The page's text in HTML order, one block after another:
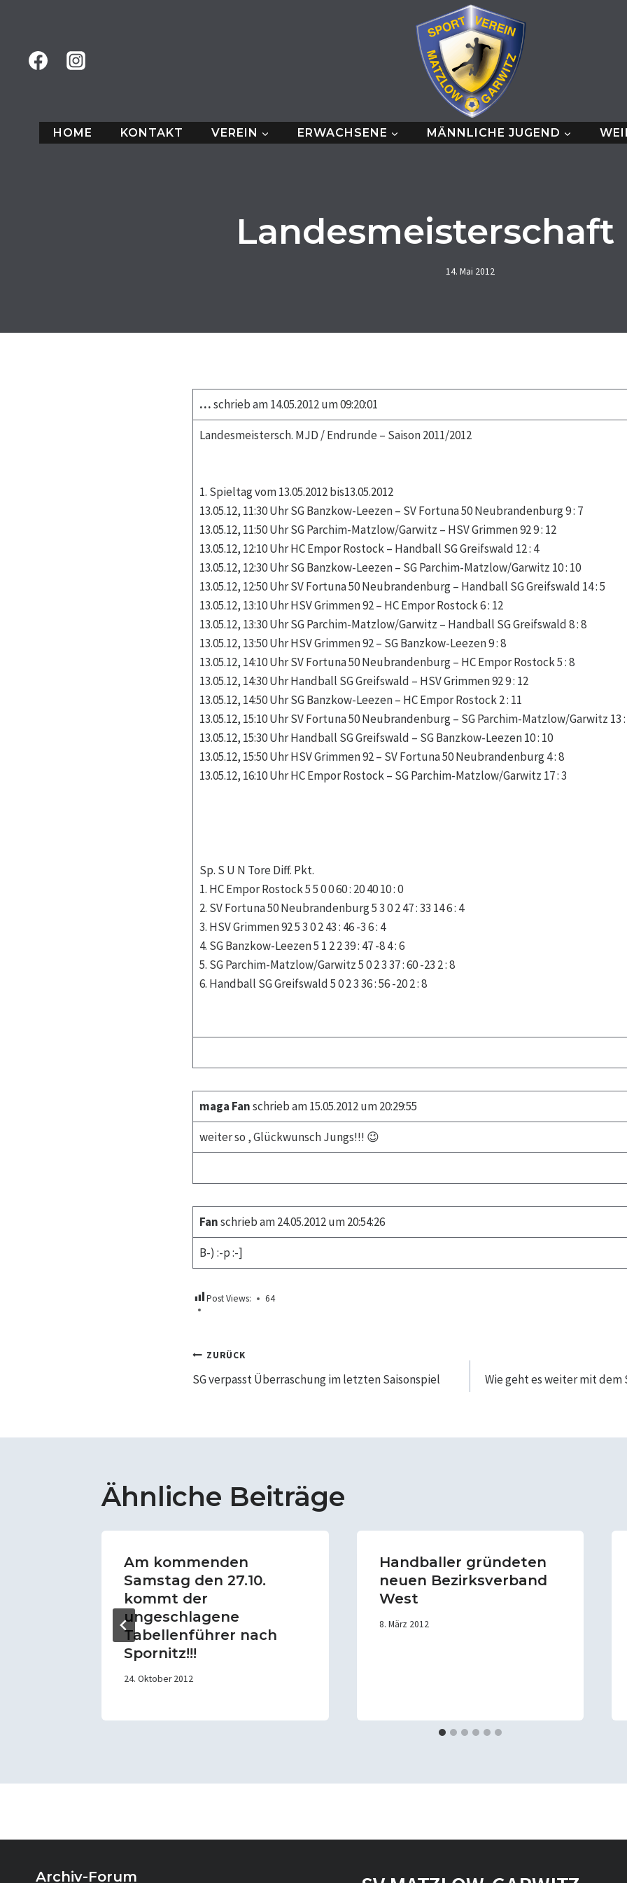
HOME KONTAKT VEREIN ERWACHSENE MÄNNLICHE JUGEND
Landesmeisterschaft
14. Mai 2012
…schrieb am 14.05.2012 um 09:20:01
Landesmeistersch. MJD / Endrunde – Saison 2011/2012
1. Spieltag vom 13.05.2012 bis13.05.2012
13.05.12, 11:30 Uhr SG Banzkow-Leezen – SV Fortuna 50 Neubrandenburg 9 : 7
13.05.12, 11:50 Uhr SG Parchim-Matzlow/Garwitz – HSV Grimmen 92 9 : 12
13.05.12, 12:10 Uhr HC Empor Rostock – Handball SG Greifswald 12 : 4
13.05.12, 12:30 Uhr SG Banzkow-Leezen – SG Parchim-Matzlow/Garwitz 10 : 10
13.05.12, 12:50 Uhr SV Fortuna 50 Neubrandenburg – Handball SG Greifswald 14 : 5
13.05.12, 13:10 Uhr HSV Grimmen 92 – HC Empor Rostock 6 : 12
13.05.12, 13:30 Uhr SG Parchim-Matzlow/Garwitz – Handball SG Greifswald 8 : 8
13.05.12, 13:50 Uhr HSV Grimmen 92 – SG Banzkow-Leezen 9 : 8
13.05.12, 14:10 Uhr SV Fortuna 50 Neubrandenburg – HC Empor Rostock 5 : 8
13.05.12, 14:30 Uhr Handball SG Greifswald – HSV Grimmen 92 9 : 12
13.05.12, 14:50 Uhr SG Banzkow-Leezen – HC Empor Rostock 2 : 11
13.05.12, 15:10 Uhr SV Fortuna 50 Neubrandenburg – SG Parchim-Matzlow/Garwitz 13 :
13.05.12, 15:30 Uhr Handball SG Greifswald – SG Banzkow-Leezen 10 : 10
13.05.12, 15:50 Uhr HSV Grimmen 92 – SV Fortuna 50 Neubrandenburg 4 : 8
13.05.12, 16:10 Uhr HC Empor Rostock – SG Parchim-Matzlow/Garwitz 17 : 3
Sp. S U N Tore Diff. Pkt.
1. HC Empor Rostock 5 5 0 0 60 : 20 40 10 : 0
2. SV Fortuna 50 Neubrandenburg 5 3 0 2 47 : 33 14 6 : 4
3. HSV Grimmen 92 5 3 0 2 43 : 46 -3 6 : 4
4. SG Banzkow-Leezen 5 1 2 2 39 : 47 -8 4 : 6
5. SG Parchim-Matzlow/Garwitz 5 0 2 3 37 : 60 -23 2 : 8
6. Handball SG Greifswald 5 0 2 3 36 : 56 -20 2 : 8
maga Fanschrieb am 15.05.2012 um 20:29:55
weiter so , Glückwunsch Jungs!!! 😉
Fanschrieb am 24.05.2012 um 20:54:26
B-) :-p :-]
Post Views: 64
Beitragsnavigation
ZURÜCK
SG verpasst Überraschung im letzten Saisonspiel Wie geht es weiter mit dem
Ähnliche Beiträge
Am kommenden
Samstag den 27.10.
kommt der
ungeschlagene
Tabellenführer nach
Spornitz!!!
24. Oktober 2012
Handballer gründeten
neuen Bezirksverband
West
8. März 2012
Archiv-Forum